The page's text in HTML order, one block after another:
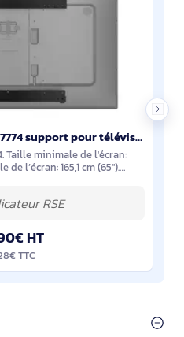
Elo Touch Solutions E727774 support pour téléviseur 165,1 cm (65") Noir
Taille minimale de l'écran:
de l’écran: 165,1 cm (65").
HT
TTC